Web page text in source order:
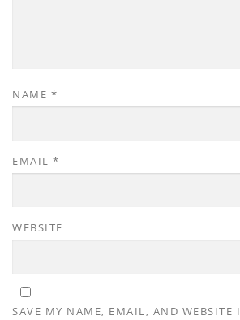
NAME *
EMAIL *
WEBSITE
SAVE MY NAME, EMAIL, AND WEBSITE